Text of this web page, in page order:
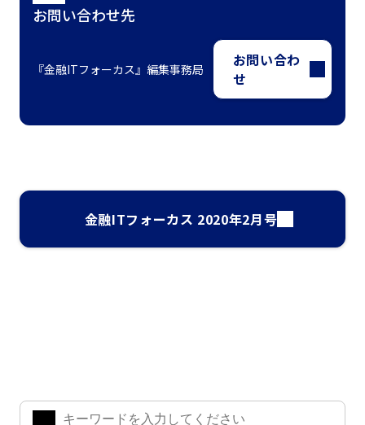
お問い合わせ先
『金融ITフォーカス』編集事務局
お問い合わ
せ
金融ITフォーカス 2020年2月号